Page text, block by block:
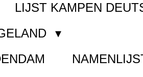
LIJST KAMPEN